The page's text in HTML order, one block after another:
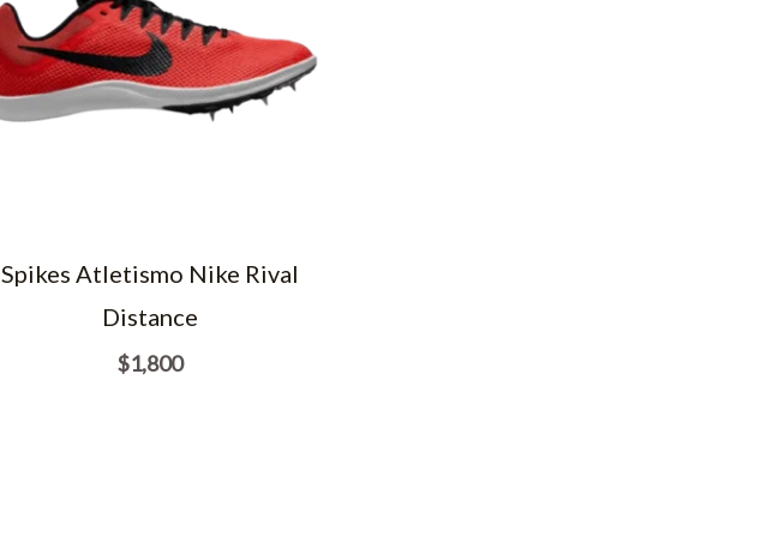
Spikes Atletismo Nike Rival
Distance
$1,800